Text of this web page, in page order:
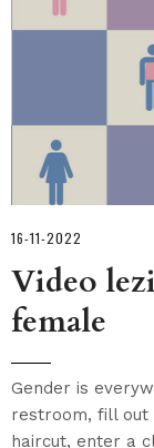
16-11-2022
Video
female
Gender is
restroom, fill
haircut, enter a